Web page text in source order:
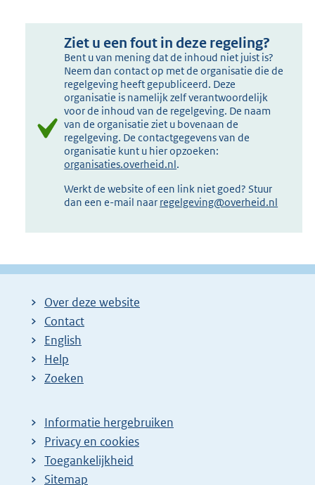
Ziet u een fout in deze regeling?
Bent u van mening dat de inhoud niet juist is?
Neem dan contact op met de organisatie die de
regelgeving heeft gepubliceerd. Deze
organisatie is namelijk zelf verantwoordelijk
voor de inhoud van de regelgeving. De naam
van de organisatie ziet u bovenaan de
regelgeving. De contactgegevens van de
organisatie kunt u hier opzoeken:
organisaties.overheid.nl.
Werkt de website of een link niet goed? Stuur
dan een e-mail naar regelgeving@overheid.nl
Over deze website
Contact
English
Help
Zoeken
Informatie hergebruiken
Privacy en cookies
Toegankelijkheid
Sitemap